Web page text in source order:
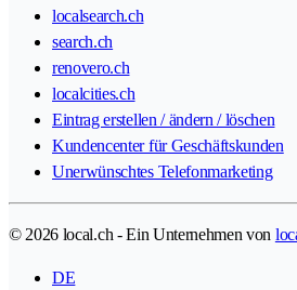
localsearch.ch
search.ch
renovero.ch
localcities.ch
Eintrag erstellen / ändern / löschen
Kundencenter für Geschäftskunden
Unerwünschtes Telefonmarketing
© 2026 local.ch - Ein Unternehmen von
DE